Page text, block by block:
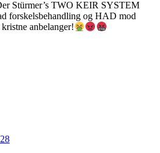
Stürmer’s TWO KEIR SYSTEM
forskelsbehandling og HAD mod
anbelanger!